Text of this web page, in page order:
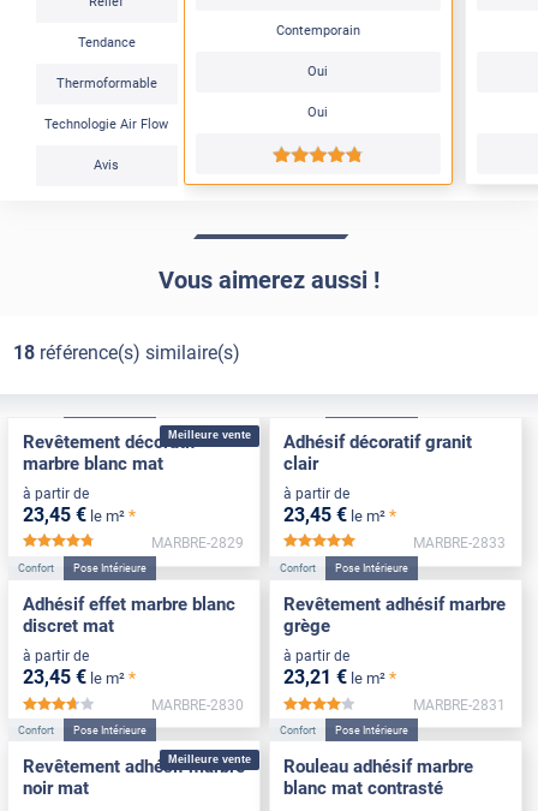
Tendance
Thermoformable
Technologie Air Flow
Avis
Contemporain
Oui
Oui
*****
Vous aimerez aussi !
18référence(s) similaire(s)
Meilleure vente
Revêtement décoratif
marbre blanc mat
à partir de
23,45 € le m² *
*****
MARBRE-2829
Adhésif décoratif granit
clair
à partir de
23,45 € le m² *
MARBRE-2833
Confort Pose Intérieure
Adhésif effet marbre blanc
discret mat
à partir de
23,45 € le m² *
*****
MARBRE-2830
Confort Pose Intérieure
Revêtement adhésif marbre
grège
à partir de
23,21 € le m² *
*****
MARBRE-2831
Meilleure vente
Confort Pose Intérieure
Revêtement adhésif marbre
noir mat
Confort Pose Intérieure
Rouleau adhésif marbre
blanc mat contrasté